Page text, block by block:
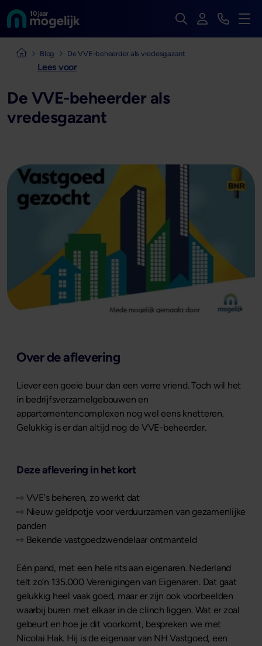
Naar de homepage van Zoek op de hele
InloggenBekijk
Menu
Naar de homepage van Mogelijk Vastgoedfinancieringen
Blog De VVE-beheerder als vredesgazant
Lees voor
De VVE-beheerder als
vredesgazant
Over de aflevering
Liever een goeie buur dan een verre vriend. Toch wil het
in bedrijfsverzamelgebouwen en
appartementencomplexen nog wel eens knetteren.
Gelukkig is er dan altijd nog de VVE-beheerder.
Deze aflevering in het kort
⇨ VVE's beheren, zo werkt dat
⇨ Nieuw geldpotje voor verduurzamen van gezamenlijke
panden
⇨ Bekende vastgoedzwendelaar ontmanteld
Eén pand, met een hele rits aan eigenaren. Nederland
telt zo’n 135.000 Verenigingen van Eigenaren. Dat gaat
gelukkig heel vaak goed, maar er zijn ook voorbeelden
waarbij buren met elkaar in de clinch liggen. Wat er zoal
gebeurt en hoe je dit voorkomt, bespreken we met
Nicolai Hak. Hij is de eigenaar van NH Vastgoed, een